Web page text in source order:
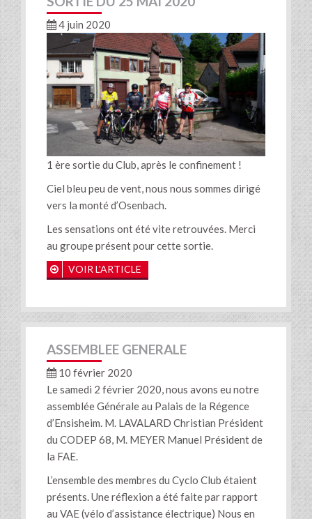
4 juin 2020
1 ère sortie du Club, après le confinement !
Ciel bleu peu de vent, nous nous sommes dirigé
vers la monté d’Osenbach.
Les sensations ont été vite retrouvées. Merci
au groupe présent pour cette sortie.
VOIR L'ARTICLE
ASSEMBLEE GENERALE
10 février 2020
Le samedi 2 février 2020, nous avons eu notre
assemblée Générale au Palais de la Régence
d’Ensisheim. M. LAVALARD Christian Président
du CODEP 68, M. MEYER Manuel Président de
la FAE.
L’ensemble des membres du Cyclo Club étaient
présents. Une réflexion a été faite par rapport
au VAE (vélo d’assistance électrique) Nous en